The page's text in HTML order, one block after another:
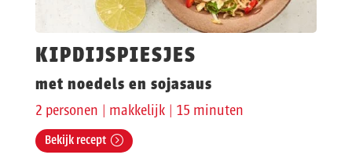
KIPDIJSPIESJES
met noedels en sojasaus
2 personen | makkelijk | 15 minuten
Bekijk recept